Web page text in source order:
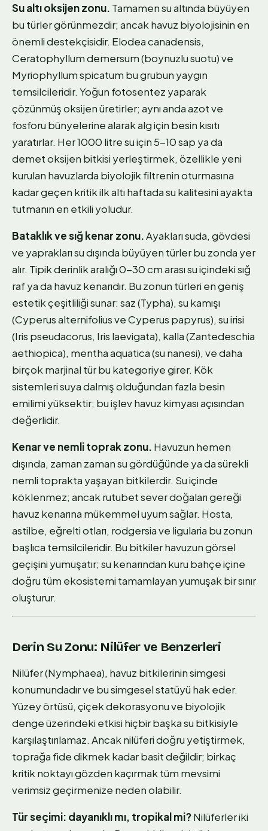
Su altı oksijen zonu. Tamamen su altında büyüyen
bu türler görünmezdir; ancak havuz biyolojisinin en
önemli destekçisidir. Elodea canadensis,
Ceratophyllum demersum (boynuzlu suotu) ve
Myriophyllum spicatum bu grubun yaygın
temsilcileridir. Yoğun fotosentez yaparak
çözünmüş oksijen üretirler; aynı anda azot ve
fosforu bünyelerine alarak alg için besin kısıtı
yaratırlar. Her 1000 litre su için 5-10 sap ya da
demet oksijen bitkisi yerleştirmek, özellikle yeni
kurulan havuzlarda biyolojik filtrenin oturmasına
kadar geçen kritik ilk altı haftada su kalitesini ayakta
tutmanın en etkili yoludur.
Bataklık ve sığ kenar zonu.Ayakları suda, gövdesi
ve yaprakları su dışında büyüyen türler bu zonda yer
alır. Tipik derinlik aralığı 0-30 cm arası su içindeki sığ
raf ya da havuz kenarıdır. Bu zonun türleri en geniş
estetik çeşitliliği sunar: saz (Typha), su kamışı
(Cyperus alternifolius ve Cyperus papyrus), su irisi
(Iris pseudacorus, Iris laevigata), kalla (Zantedeschia
aethiopica), mentha aquatica (su nanesi), ve daha
birçok marjinal tür bu kategoriye girer. Kök
sistemleri suya dalmış olduğundan fazla besin
emilimi yüksektir; bu işlev havuz kimyası açısından
değerlidir.
Kenar ve nemli toprak zonu. Havuzun hemen
dışında, zaman zaman su gördüğünde ya da sürekli
nemli toprakta yaşayan bitkilerdir. Su içinde
köklenmez; ancak rutubet sever doğaları gereği
havuz kenarına mükemmel uyum sağlar. Hosta,
astilbe, eğrelti otları, rodgersia ve ligularia bu zonun
başlıca temsilcileridir. Bu bitkiler havuzun görsel
geçişini yumuşatır; su kenarından kuru bahçe içine
doğru tüm ekosistemi tamamlayan yumuşak bir sınır
oluşturur.
Derin Su Zonu: Nilüfer ve Benzerleri
Nilüfer (Nymphaea), havuz bitkilerinin simgesi
konumundadır ve bu simgesel statüyü hak eder.
Yüzey örtüsü, çiçek dekorasyonu ve biyolojik
denge üzerindeki etkisi hiçbir başka su bitkisiyle
karşılaştırılamaz. Ancak nilüferi doğru yetiştirmek,
toprağa fide dikmek kadar basit değildir; birkaç
kritik noktayı gözden kaçırmak tüm mevsimi
verimsiz geçirmenize neden olabilir.
Tür seçimi: dayanıklı mı, tropikal mi?Nilüferler iki